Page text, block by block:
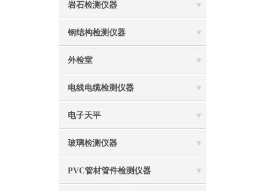
岩石检测仪器
钢结构检测仪器
外检室
电线电缆检测仪器
电子天平
玻璃检测仪器
PVC管材管件检测仪器